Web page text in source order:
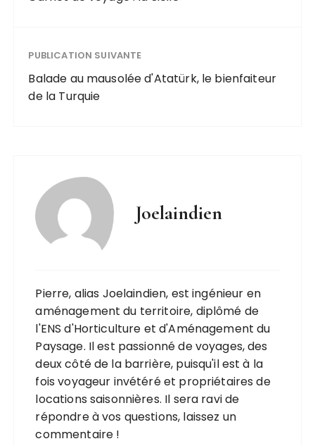
PUBLICATION SUIVANTE
Balade au mausolée d'Atatürk, le bienfaiteur
de la Turquie
Joelaindien
Pierre, alias Joelaindien, est ingénieur en
aménagement du territoire, diplômé de
l'ENS d'Horticulture et d'Aménagement du
Paysage. Il est passionné de voyages, des
deux côté de la barrière, puisqu'il est à la
fois voyageur invétéré et propriétaires de
locations saisonnières. Il sera ravi de
répondre à vos questions, laissez un
commentaire !